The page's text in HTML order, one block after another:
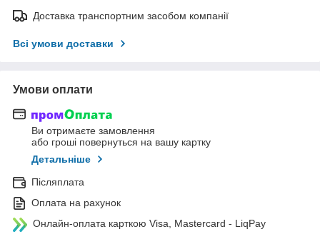
Доставка транспортним засобом компанії
Всі умови доставки
Умови оплати
Ви отримаєте замовлення
або гроші повернуться на вашу картку
Детальніше
Післяплата
Оплата на рахунок
Онлайн-оплата карткою Visa, Mastercard - LiqPay